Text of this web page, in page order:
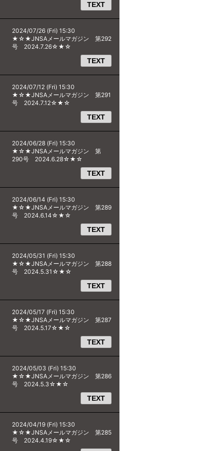
TEXT
2024/07/26 (Fri) 15:30
★☆★JNSAメールマガジン 第292
号 2024.7.26☆★☆
TEXT
2024/07/12 (Fri) 15:30
★☆★JNSAメールマガジン 第291
号 2024.7.12☆★☆
TEXT
2024/06/28 (Fri) 15:30
★☆★JNSAメールマガジン 第
290号 2024.6.28☆★☆
TEXT
2024/06/14 (Fri) 15:30
★☆★JNSAメールマガジン 第289
号 2024.6.14☆★☆
TEXT
2024/05/31 (Fri) 15:30
★☆★JNSAメールマガジン 第288
号 2024.5.31☆★☆
TEXT
2024/05/17 (Fri) 15:30
★☆★JNSAメールマガジン 第287
号 2024.5.17☆★☆
TEXT
2024/05/03 (Fri) 15:30
★☆★JNSAメールマガジン 第286
号 2024.5.3☆★☆
TEXT
2024/04/19 (Fri) 15:30
★☆★JNSAメールマガジン 第285
号 2024.4.19☆★☆